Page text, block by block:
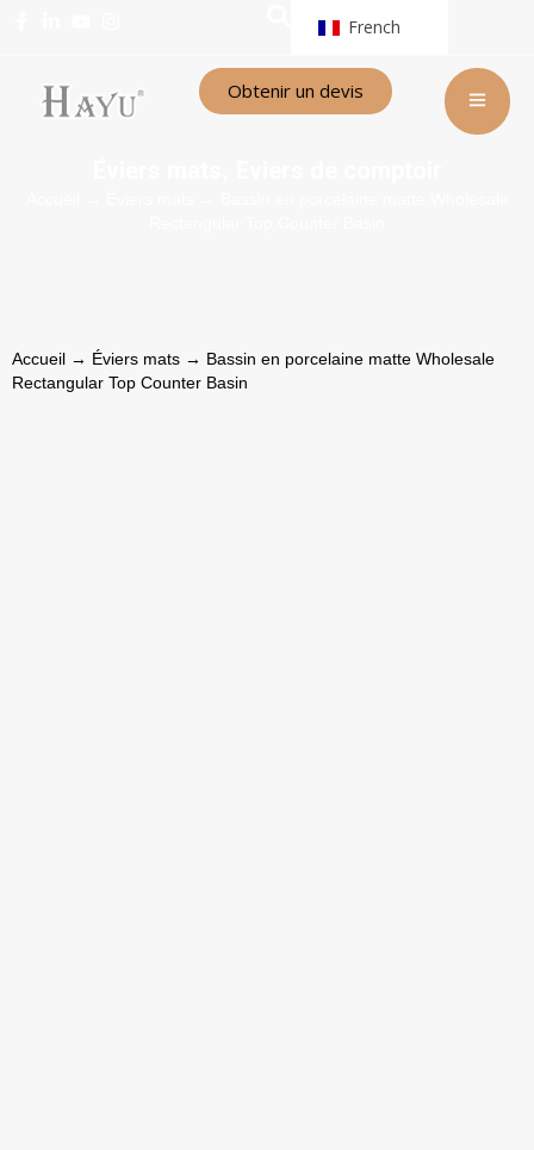
French
Obtenir un devis
Accueil → Éviers mats → Bassin en porcelaine matte Wholesale
Rectangular Top Counter Basin